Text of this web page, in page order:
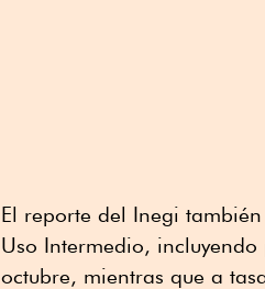
El reporte del Inegi
Uso Intermedio,
octubre, mientras que a